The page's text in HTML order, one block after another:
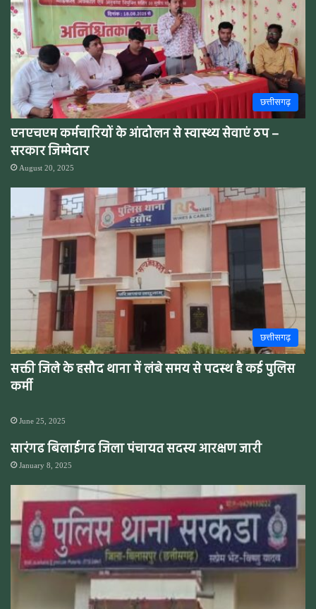
छत्तीसगढ़
एनएचएम कर्मचारियों के आंदोलन से स्वास्थ्य सेवाएं ठप –
सरकार जिम्मेदार
August 20, 2025
छत्तीसगढ़
सक्ती जिले के हसौद थाना में लंबे समय से पदस्थ है कई पुलिस
कर्मी
June 25, 2025
सारंगढ बिलाईगढ जिला पंचायत सदस्य आरक्षण जारी
January 8, 2025